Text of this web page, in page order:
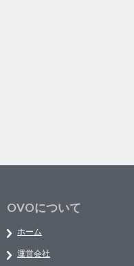
OVOについて
ホーム
運営会社